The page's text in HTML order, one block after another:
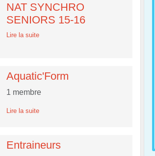
NAT SYNCHRO
SENIORS 15-16
Lire la suite
Aquatic'Form
1 membre
Lire la suite
Entraineurs